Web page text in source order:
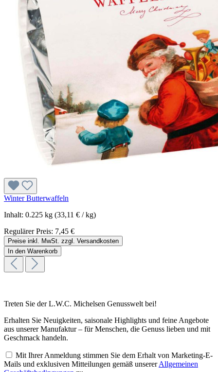
Winter Butterwaffeln
Inhalt: 0.225 kg (33,11 € / kg)
Regulärer Preis: 7,45 €
Preise inkl. MwSt. zzgl. Versandkosten
In den Warenkorb
Treten Sie der L.W.C. Michelsen Genusswelt bei!
Erhalten Sie Neuigkeiten, saisonale Highlights und feine Angebote
aus unserer Manufaktur – für Menschen, die Genuss lieben und mit
Geschmack handeln.
Mit Ihrer Anmeldung stimmen Sie dem Erhalt von Marketing-E-
Mails und exklusiven Mitteilungen gemäß unsererAllgemeinen